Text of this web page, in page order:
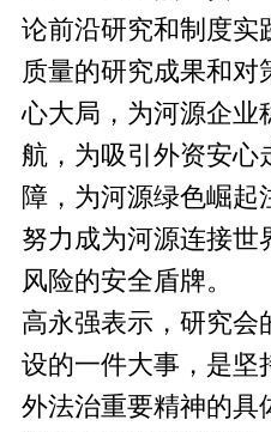
论前沿研究和制度实
质量的研究成果和对
心大局，为河源企业
航，为吸引外资安心
障，为河源绿色崛起
努力成为河源连接世
风险的安全盾牌。
高永强表示，研究会
设的一件大事，是坚
外法治重要精神的具